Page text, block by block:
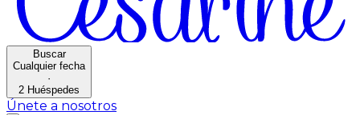
Buscar
Cualquier fecha
·
2 Huéspedes
Únete a nosotros